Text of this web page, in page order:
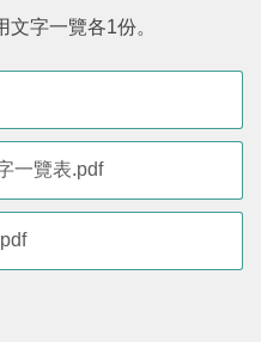
字一覽各1份。
一覽表.pdf